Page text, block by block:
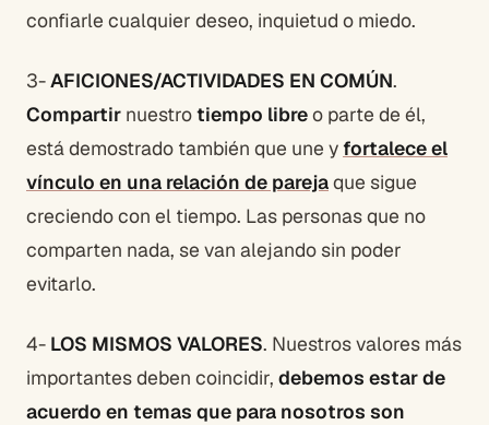
confiarle cualquier deseo, inquietud o miedo.
3-AFICIONES/ACTIVIDADES EN COMÚN.
Compartir nuestrotiempo libreo parte de él,
está demostrado también que une yfortalece el
vínculo en una relación de parejaque sigue
creciendo con el tiempo. Las personas que no
comparten nada, se van alejando sin poder
evitarlo.
4- LOS MISMOS VALORES. Nuestros valores más
importantes deben coincidir, debemos estar de
acuerdo en temas que para nosotros son